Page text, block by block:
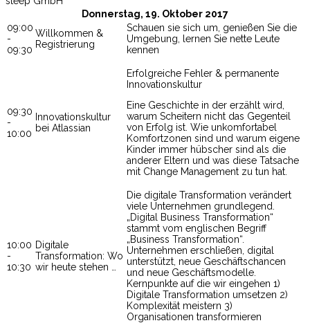
Donnerstag, 19. Oktober 2017
09:00
-
09:30
Willkommen &
Registrierung
Schauen sie sich um, genießen Sie die
Umgebung, lernen Sie nette Leute
kennen
09:30
-
10:00
Innovationskultur
bei Atlassian
Erfolgreiche Fehler & permanente
Innovationskultur
Eine Geschichte in der erzählt wird,
warum Scheitern nicht das Gegenteil
von Erfolg ist. Wie unkomfortabel
Komfortzonen sind und warum eigene
Kinder immer hübscher sind als die
anderer Eltern und was diese Tatsache
mit Change Management zu tun hat.
10:00
-
10:30
Digitale
Transformation: Wo
wir heute stehen …
Die digitale Transformation verändert
viele Unternehmen grundlegend.
„Digital Business Transformation“
stammt vom englischen Begriff
„Business Transformation“.
Unternehmen erschließen, digital
unterstützt, neue Geschäftschancen
und neue Geschäftsmodelle.
Kernpunkte auf die wir eingehen 1)
Digitale Transformation umsetzen 2)
Komplexität meistern 3)
Organisationen transformieren